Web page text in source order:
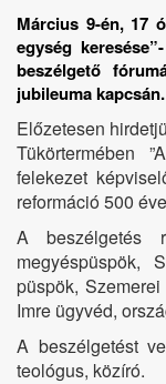
Március 9-én, 17
egység
beszélgető
jubileuma kapcsán.
Előzetesen
Tükörtermében
felekezet
reformáció 500
A beszélgetés
megyéspüspök,
püspök,
Imre ügyvéd,
A beszélgetést
teológus, közíró.